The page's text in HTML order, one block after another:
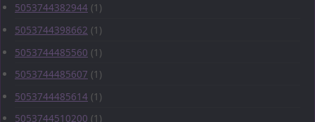
5053744382944 (1)
5053744398662 (1)
5053744485560 (1)
5053744485607 (1)
5053744485614 (1)
5053744510200 (1)